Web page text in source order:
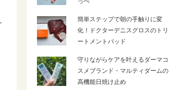
簡単ステップで朝の手触りに変
化！ドクターデニスグロスのトリ
ートメントパッド
守りながらケアを叶えるダーマコ
スメブランド・マルティダームの
高機能日焼け止め